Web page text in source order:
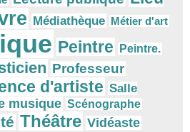
Médiathèque Métier d'art
Peintre Peintre.
Professeur
d'artiste Salle
musique Scénographe
Théâtre Vidéaste